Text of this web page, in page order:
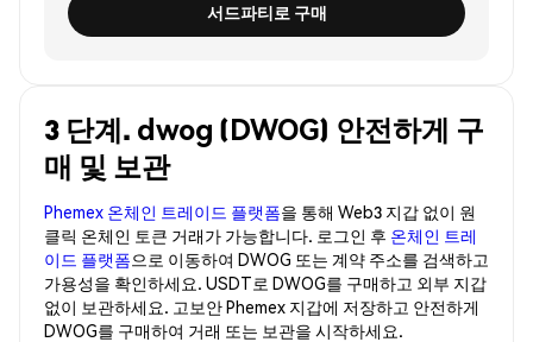
서드파티로 구매
3 단계. dwog (DWOG) 안전하게 구
매 및 보관
Phemex 온체인 트레이드 플랫폼을 통해 Web3 지갑 없이 원
클릭 온체인 토큰 거래가 가능합니다. 로그인 후 온체인 트레
이드 플랫폼으로 이동하여 DWOG 또는 계약 주소를 검색하고
가용성을 확인하세요. USDT로 DWOG를 구매하고 외부 지갑
없이 보관하세요. 고보안 Phemex 지갑에 저장하고 안전하게
DWOG를 구매하여 거래 또는 보관을 시작하세요.